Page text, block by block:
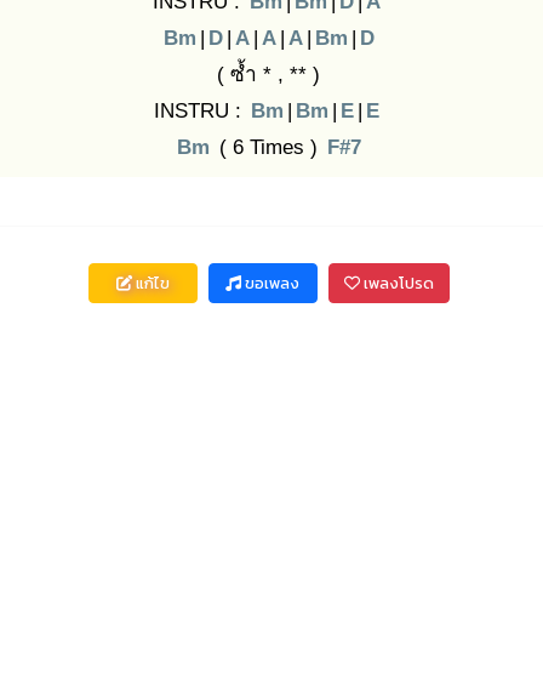
Bm | D | A | A | A | Bm | D
( ซ้ำ * , ** )
INSTRU : Bm | Bm | E | E
Bm ( 6 Times ) F#7
แก้ไข ขอเพลง เพลงโปรด